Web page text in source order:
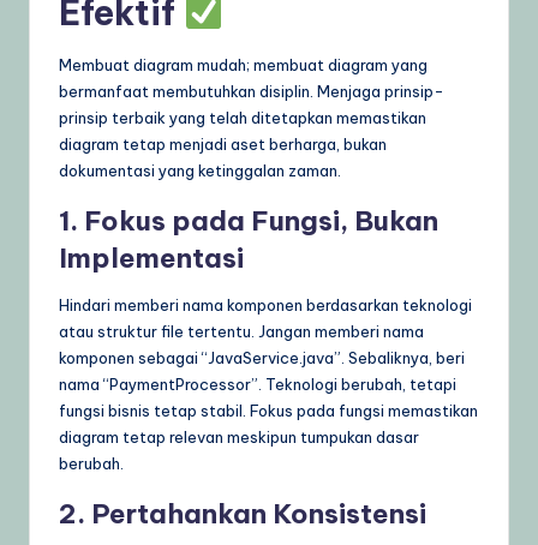
Efektif
Membuat diagram mudah; membuat diagram yang
bermanfaat membutuhkan disiplin. Menjaga prinsip-
prinsip terbaik yang telah ditetapkan memastikan
diagram tetap menjadi aset berharga, bukan
dokumentasi yang ketinggalan zaman.
1. Fokus pada Fungsi, Bukan
Implementasi
Hindari memberi nama komponen berdasarkan teknologi
atau struktur file tertentu. Jangan memberi nama
komponen sebagai “JavaService.java”. Sebaliknya, beri
nama “PaymentProcessor”. Teknologi berubah, tetapi
fungsi bisnis tetap stabil. Fokus pada fungsi memastikan
diagram tetap relevan meskipun tumpukan dasar
berubah.
2. Pertahankan Konsistensi